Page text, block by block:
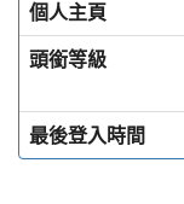
個人主頁
頭銜等級
最後登入時間